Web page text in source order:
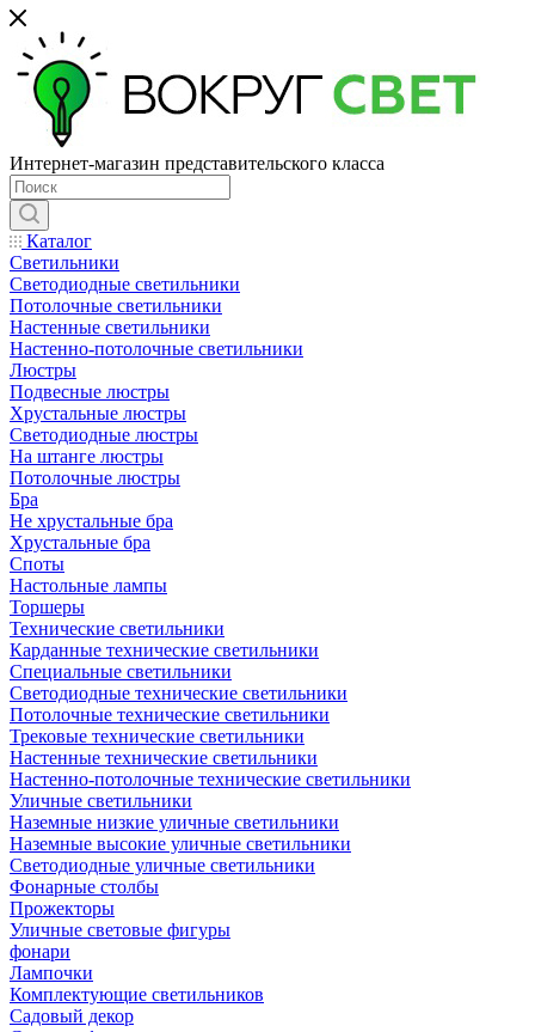
Интернет-магазин представительского класса
Каталог
Светильники
Светодиодные светильники
Потолочные светильники
Настенные светильники
Настенно-потолочные светильники
Люстры
Подвесные люстры
Хрустальные люстры
Светодиодные люстры
На штанге люстры
Потолочные люстры
Бра
Не хрустальные бра
Хрустальные бра
Споты
Настольные лампы
Торшеры
Технические светильники
Карданные технические светильники
Специальные светильники
Светодиодные технические светильники
Потолочные технические светильники
Трековые технические светильники
Настенные технические светильники
Настенно-потолочные технические светильники
Уличные светильники
Наземные низкие уличные светильники
Наземные высокие уличные светильники
Светодиодные уличные светильники
Фонарные столбы
Прожекторы
Уличные световые фигуры
фонари
Лампочки
Комплектующие светильников
Садовый декор